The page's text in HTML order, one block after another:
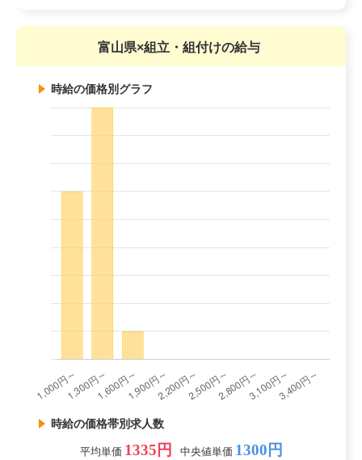
富山県×組立・組付けの給与
時給の価格別グラフ
時給の価格帯別求人数
平均単価 1335円 中央値単価 1300円